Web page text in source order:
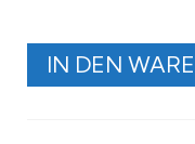
Rechtssichere
AGBIN DEN